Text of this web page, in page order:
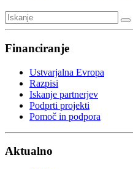
Financiranje
Ustvarjalna Evropa
Razpisi
Iskanje partnerjev
Podprti projekti
Pomoč in podpora
Aktualno